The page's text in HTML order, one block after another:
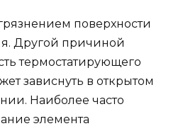
поверхности
Другой причиной
термостатирующего
зависнуть в открытом
Наиболее часто
элемента